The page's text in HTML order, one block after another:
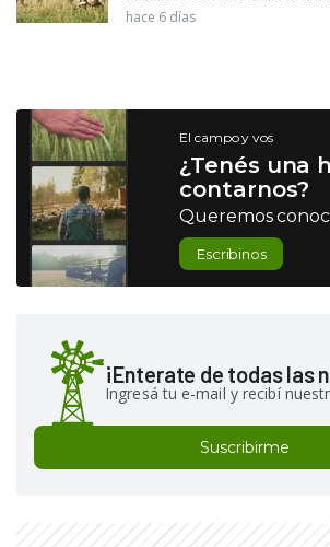
hace 6 días
El campo y vos
¿Tenés una
contarnos?
Queremos
Escribinos
¡Enterate de todas las
Ingresá tu e-mail y recibí
Suscribirme